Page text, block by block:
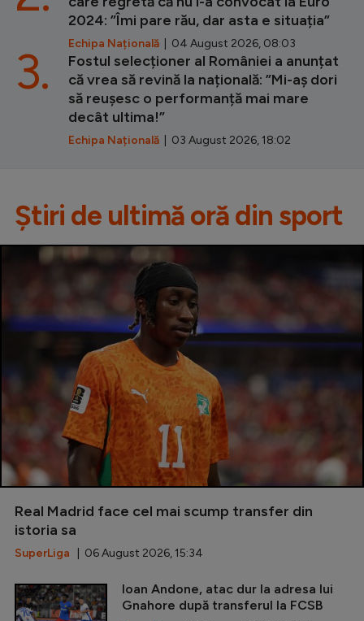
2024: ”Îmi pare rău, dar asta e situația”
Echipa Națională | 04 August 2026, 08:03
Fostul selecționer al României a anunțat
că vrea să revină la națională: ”Mi-aș dori
să reușesc o performanță mai mare
decât ultima!”
Echipa Națională | 03 August 2026, 18:02
3.
Știri de ultimă oră din sport
Real Madrid face cel mai scump transfer din
istoria sa
SuperLiga | 06 August 2026, 15:34
Ioan Andone, atac dur la adresa lui
Gnahore după transferul la FCSB